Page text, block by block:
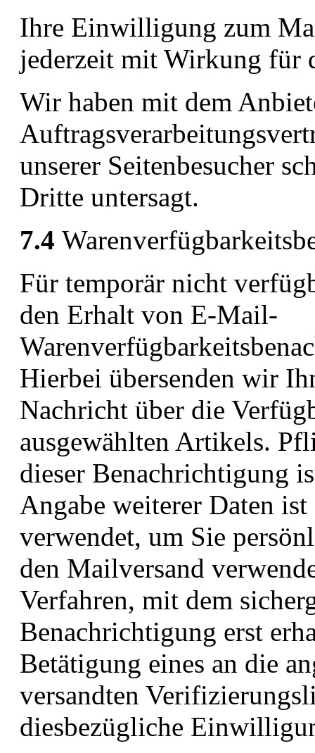
Ihre Einwilligung zum
jederzeit mit Wirkung für
Wir haben mit dem
unserer Seitenbesucher
Dritte untersagt.
7.4
Für temporär nicht
den Erhalt von E-Mail-
Hierbei übersenden wir
Nachricht über die
ausgewählten Artikels.
dieser Benachrichtigung
Angabe weiterer Daten
verwendet, um Sie
den Mailversand
Verfahren, mit dem
Benachrichtigung erst
Betätigung eines an die
versandten
diesbezügliche